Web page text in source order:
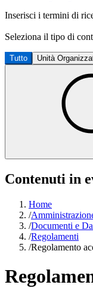
Inserisci i termini di
Seleziona il tipo di
Tutto Unità
Contenuti in
Home
/
/Documenti e
/Regolamenti
/Regolamento